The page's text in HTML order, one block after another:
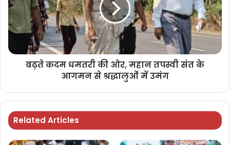
बढ़ते कदम धमतरी की ओर, महान तपस्वी संत के
आगमन से श्रद्धालुओं में उमंग
Related Articles